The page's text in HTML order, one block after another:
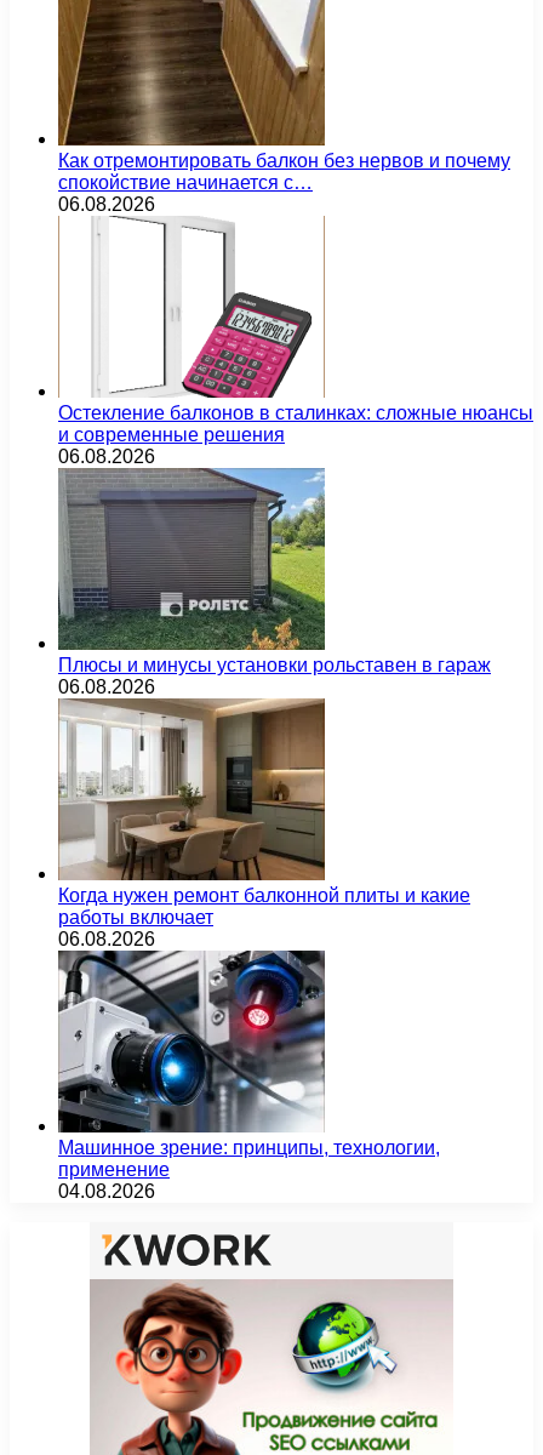
Как отремонтировать балкон без нервов и почему
спокойствие начинается с…
06.08.2026
Остекление балконов в сталинках: сложные нюансы
и современные решения
06.08.2026
Плюсы и минусы установки рольставен в гараж
06.08.2026
Когда нужен ремонт балконной плиты и какие
работы включает
06.08.2026
Машинное зрение: принципы, технологии,
применение
04.08.2026